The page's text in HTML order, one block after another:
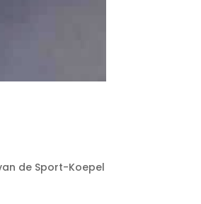
de Sport-Koepel